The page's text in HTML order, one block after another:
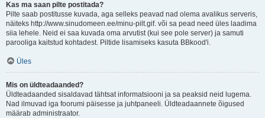
Kas ma saan pilte postitada?
Pilte saab postitusse kuvada, aga selleks peavad nad olema avalikus serveris,
näiteks http://www.sinudomeen.ee/minu-pilt.gif. või sa pead need üles laadima
siia lehele. Neid ei saa kuvada oma arvutist (kui see pole server) ja samuti
parooliga kaitstud kohtadest. Piltide lisamiseks kasuta BBkood'i.
Üles
Mis on üldteadaanded?
Üldteadaanded sisaldavad tähtsat informatsiooni ja sa peaksid neid lugema.
Nad ilmuvad iga foorumi päisesse ja juhtpaneeli. Üldteadaannete õigused
määrab administraator.